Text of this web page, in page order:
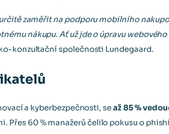
zaměřit na podporu mobilního
nákupu. Ať už jde o úpravu webového
konzultační společnosti Lundegaard.
a kyberbezpečnosti, seaž 85 %
Přes 60 % manažerů čelilo pokusu o